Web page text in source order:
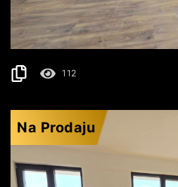
195.960€
42.6 m2
112
Na Prodaju